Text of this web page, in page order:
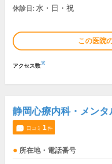
休診日: 水・日・祝
この医院
アクセス数※
静岡心療内科・メンタ
口コミ 1件
所在地・電話番号